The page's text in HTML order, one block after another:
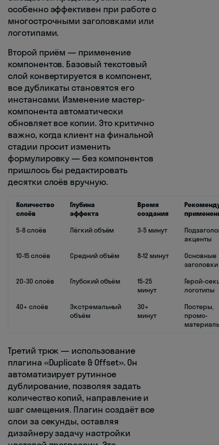
особенно эффективен при работе с
многострочными заголовками или
логотипами.
Второй приём — применение
компонентов. Базовый текстовый
слой конвертируется в компонент,
все дубликаты становятся его
инстансами. Изменение мастер-
компонента автоматически
обновляет все копии. Это критично
важно, когда клиент на финальной
стадии просит изменить
формулировку — без компонентов
пришлось бы редактировать
десятки слоёв вручную.
Количество
слоёв
Глубина
эффекта
Время
создания
5-8 слоёв
Лёгкий объём 3-5 минут
акценты
10-15 слоёв
Средний объём 8-12 минут
Основные
заголовки
20-30 слоёв
Глубокий объём
15-25
минут
Герой-
логотипы
40+ слоёв
Экстремальный
объём
30+
минут
Постеры,
промо-
Третий трюк — использование
плагина «Duplicate & Offset». Он
автоматизирует рутинное
дублирование, позволяя задать
количество копий, направление и
шаг смещения. Плагин создаёт все
слои за секунды, оставляя
дизайнеру задачу настройки